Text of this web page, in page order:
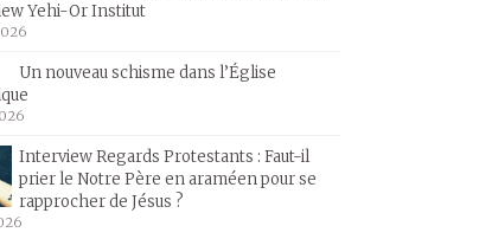
Yehi-Or Institut
Un nouveau schisme dans l’Église
Interview Regards Protestants : Faut-il
prier le Notre Père en araméen pour se
rapprocher de Jésus ?